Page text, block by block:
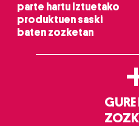
parte hartu Iztuetako
produktuen saski
baten zozketan
GURE